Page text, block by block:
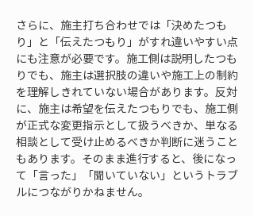
さらに、施主打ち合わせでは「決めたつも
り」と「伝えたつもり」がすれ違いやすい点
にも注意が必要です。施工側は説明したつも
りでも、施主は選択肢の違いや施工上の制約
を理解しきれていない場合があります。反対
に、施主は希望を伝えたつもりでも、施工側
が正式な変更指示として扱うべきか、単なる
相談として受け止めるべきか判断に迷うこと
もあります。そのまま進行すると、後になっ
て「言った」「聞いていない」というトラブ
ルにつながりかねません。